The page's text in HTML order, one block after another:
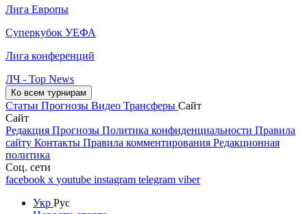
Лига Европы
Суперкубок УЕФА
Лига конференций
ЛЧ - Top News
Ко всем турнирам
Статьи Прогнозы Видео Трансферы Сайт
Сайт
Редакция Прогнозы Политика конфиденциальности Правила
сайту Контакты Правила комментирования Редакционная
политика
Соц. сети
facebook x youtube instagram telegram viber
Укр Рус